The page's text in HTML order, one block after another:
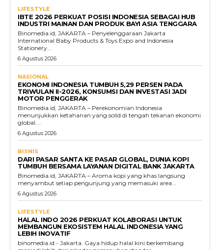
LIFESTYLE
IBTE 2026 PERKUAT POSISI INDONESIA SEBAGAI HUB
INDUSTRI MAINAN DAN PRODUK BAYI ASIA TENGGARA
Binomedia.id, JAKARTA – Penyelenggaraan Jakarta
International Baby Products & Toys Expo and Indonesia
Stationery...
6 Agustus 2026
NASIONAL
EKONOMI INDONESIA TUMBUH 5,29 PERSEN PADA
TRIWULAN II-2026, KONSUMSI DAN INVESTASI JADI
MOTOR PENGGERAK
Binomedia.id, JAKARTA – Perekonomian Indonesia
menunjukkan ketahanan yang solid di tengah tekanan ekonomi
global....
6 Agustus 2026
BISNIS
DARI PASAR SANTA KE PASAR GLOBAL, DUNIA KOPI
TUMBUH BERSAMA LAYANAN DIGITAL BANK JAKARTA
Binomedia.id, JAKARTA – Aroma kopi yang khas langsung
menyambut setiap pengunjung yang memasuki area...
6 Agustus 2026
LIFESTYLE
HALAL INDO 2026 PERKUAT KOLABORASI UNTUK
MEMBANGUN EKOSISTEM HALAL INDONESIA YANG
LEBIH INOVATIF
binomedia.id - Jakarta. Gaya hidup halal kini berkembang